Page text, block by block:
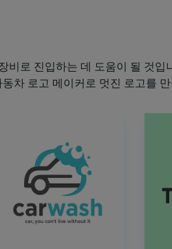
로 진입하는 데 도움이 될 것입
차 로고 메이커로 멋진 로고를